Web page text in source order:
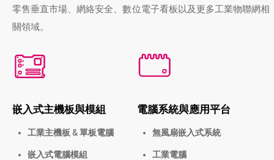
零售垂直市場、網絡安全、數位電子看板以及更多工業物聯網相
關領域。
嵌入式主機板與模組
工業主機板 & 單板電腦
嵌入式電腦模組
電腦系統與應用平台
無風扇嵌入式系統
工業電腦